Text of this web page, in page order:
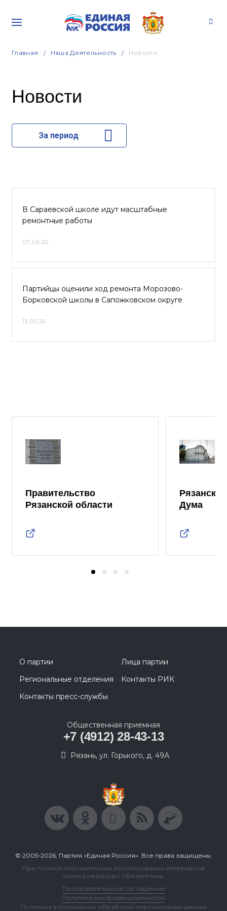
Главная Наша Деятельность Новости
Новости
За период
В Сараевской школе идут масштабные
ремонтные работы
07.06.26
Партийцы оценили ход ремонта Морозово-
Борковской школы в Сапожковском округе
13.05.26
Правительство
Рязанской области
Дума
О партии
Лица партии
Региональные отделения
Контакты РИК
Контакты пресс-службы
Общественная приемная
+7 (4912) 28-43-13
Рязань, ул. Горького, д. 49А
© 2005-2026, Партия «Единая Россия». Все права защищены.
При полном или частичном использовании материалов
ссылка на ресурс обязательна.
Пользовательское соглашение
Политика конфиденциальности
Политика в отношении обработки персональных данных